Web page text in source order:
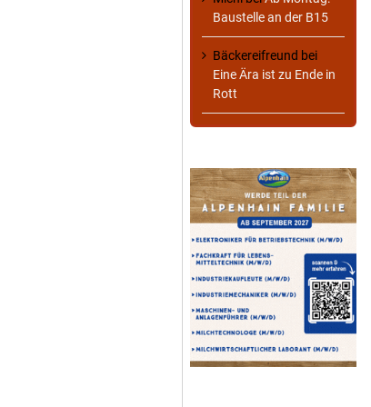
Baustelle an der B15
Bäckereifreund bei
Eine Ära ist zu Ende in
Rott